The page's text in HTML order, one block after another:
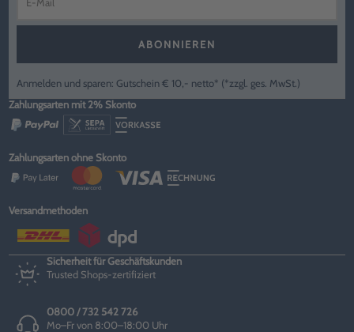
ABONNIEREN
Anmelden und sparen: Gutschein € 10,- netto* (*zzgl. ges. MwSt.)
Zahlungsarten mit 2% Skonto
Zahlungsarten ohne Skonto
Versandmethoden
Sicherheit für Geschäftskunden
Trusted Shops-zertifiziert
0800 / 732 542 726
Mo–Fr von 8:00–18:00 Uhr